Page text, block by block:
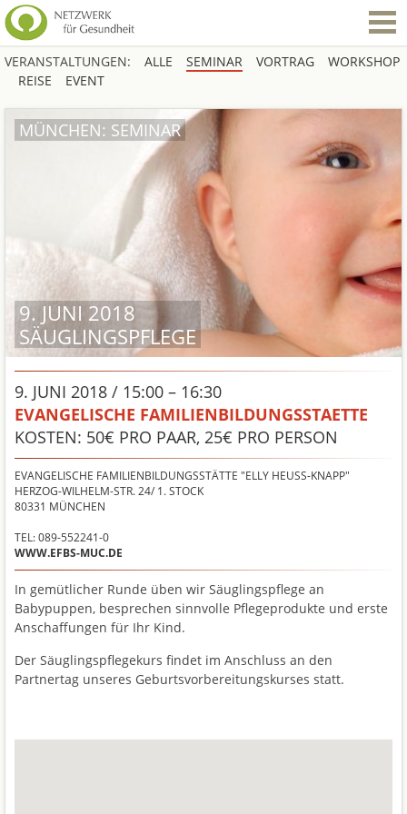
VERANSTALTUNGEN: ALLE SEMINAR VORTRAG
WORKSHOP
REISE
EVENT
9. JUNI 2018
SÄUGLINGSPFLEGE
MÜNCHEN: SEMINAR
9. JUNI 2018 / 15:00 – 16:30
EVANGELISCHE FAMILIENBILDUNGSSTAETTE
KOSTEN: 50€ PRO PAAR, 25€ PRO PERSON
EVANGELISCHE FAMILIENBILDUNGSSTÄTTE "ELLY HEUSS-KNAPP"
HERZOG-WILHELM-STR. 24/ 1. STOCK
80331 MÜNCHEN
TEL: 089-552241-0
WWW.EFBS-MUC.DE
In gemütlicher Runde üben wir Säuglingspflege an
Babypuppen, besprechen sinnvolle Pflegeprodukte und erste
Anschaffungen für Ihr Kind.
Der Säuglingspflegekurs findet im Anschluss an den
Partnertag unseres Geburtsvorbereitungskurses statt.